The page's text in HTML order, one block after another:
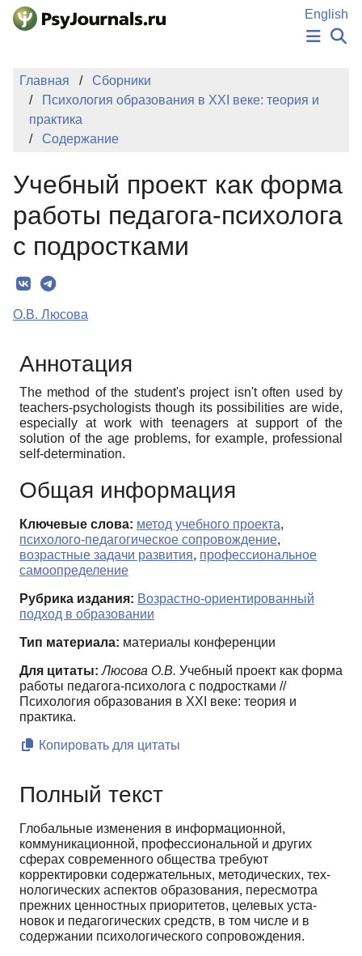
Перейти к основному содержанию
English
НОВОСТИ
ИЗДАНИЯ
Регистрация
Вход
Главная
Сборники
Психология образования в XXI веке: теория и
практика
Содержание
Учебный проект как форма
работы педагога-психолога
с подростками
О.В. Люсова
Аннотация
The method of the student's project isn't often used by
teachers-psychologists though its possibilities are wide,
especially at work with teenagers at support of the
solution of the age problems, for example, professional
self-determination.
Общая информация
Ключевые слова: метод учебного проекта,
психолого-педагогическое сопровождение,
возрастные задачи развития, профессиональное
самоопределение
Рубрика издания: Возрастно-ориентированный
подход в образовании
Тип материала: материалы конференции
Для цитаты: Люсова О.В. Учебный проект как форма
работы педагога-психолога с подростками //
Психология образования в XXI веке: теория и
практика.
Копировать для цитаты
Полный текст
Глобальные изменения в информационной,
коммуникационной, профессиональной и дру­гих
сферах современного общества требуют
корректировки содержательных, методических, тех­
нологических аспектов образования, пересмотра
прежних ценностных приоритетов, целевых уста­
новок и педагогических средств, в том числе и в
содержании психологического сопровождения.